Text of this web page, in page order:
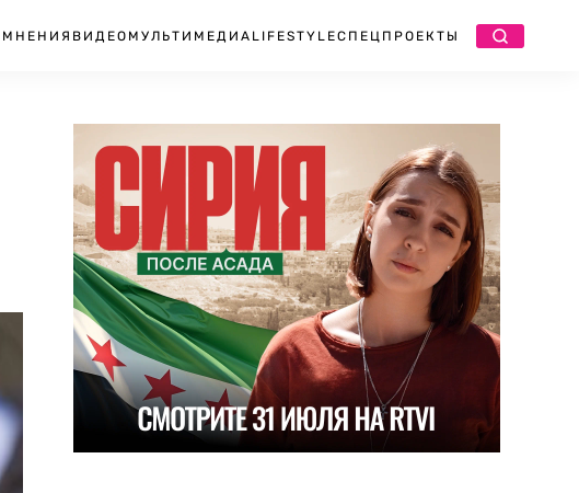
МНЕНИЯ ВИДЕО МУЛЬТИМЕДИА LIFESTYLEСПЕЦПРОЕКТЫ